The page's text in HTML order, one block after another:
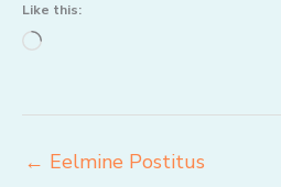
Like this:
Loading…
← Eelmine Postitus